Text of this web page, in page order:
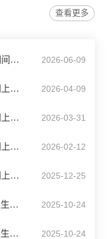
查看更多
北医三院病理科7号窗口端午节期间上班安排的通知 2026-06-09
北医三院病理科7号窗口五一期间上班安排的通知 2026-04-09
北医三院病理科7号窗口清明期间上班安排的通知 2026-03-31
北医三院病理科7号窗口春节期间上班安排的通知 2026-02-12
北医三院病理科7号窗口元旦期间上班安排的通知 2025-12-25
北京市继续教育项目“泌尿和男性生殖系统肿瘤病理诊断和新进展学习班”会议日程 2025-10-24
北京市继续教育项目“泌尿和男性生殖系统肿瘤病理诊断和新进展学习班”会议通知 2025-10-24